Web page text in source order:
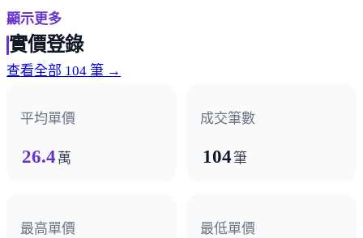
公共建設
溪南商圈
顯示更多
實價登錄
查看全部 104 筆 →
平均單價
26.4 萬
成交筆數
104筆
最高單價 最低單價